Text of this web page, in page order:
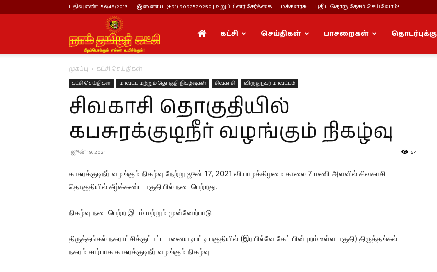
பதிவு எண் : 56/48/2013 இணைய : (+91) 9092529250 | உறுப்பினர் சேர்க்கை மக்களரசு புதியதொரு தேசம் செய்வோம்!
நாம்
கட்சி
கட்சி செய்திகள் பாசறைகள் தொடர்புக்கு
முகப்பு கட்சி செய்திகள்
கட்சி செய்திகள் மாவட்ட மற்றும் தொகுதி நிகழ்வுகள் சிவகாசி விருதுநகர் மாவட்டம்
சிவகாசி தொகுதியில்
கபசுரக்குடிநீர் வழங்கும் நிகழ்வு
ஜூன் 19, 2021 54
கபசுரக்குடிநீர் வழங்கும் நிகழ்வு நேற்று ஜுன் 17, 2021 வியாழக்கிழமை காலை 7 மணி அளவில் சிவகாசி
தொகுதியில் கீழ்க்கண்ட பகுதியில் நடைபெற்றது.
நிகழ்வு நடைபெற்ற இடம் மற்றும் முன்னேற்பாடு
திருத்தங்கல் நகராட்சிக்குட்பட்ட பனையடிபட்டி பகுதியில் (இரயில்வே கேட் பின்புறம் உள்ள பகுதி) திருத்தங்கல்
நகரம் சார்பாக கபசுரக்குடிநீர் வழங்கும் நிகழ்வு